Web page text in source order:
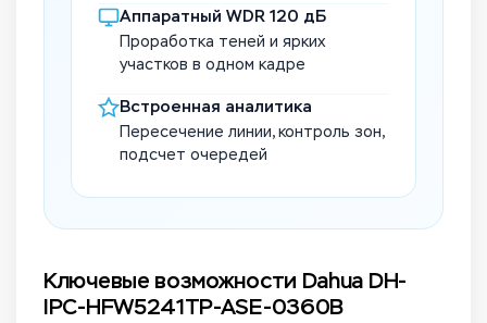
Аппаратный WDR 120 дБ
Проработка теней и ярких
участков в одном кадре
Встроенная аналитика
Пересечение линии, контроль зон,
подсчет очередей
Ключевые возможности Dahua DH-
IPC-HFW5241TP-ASE-0360B